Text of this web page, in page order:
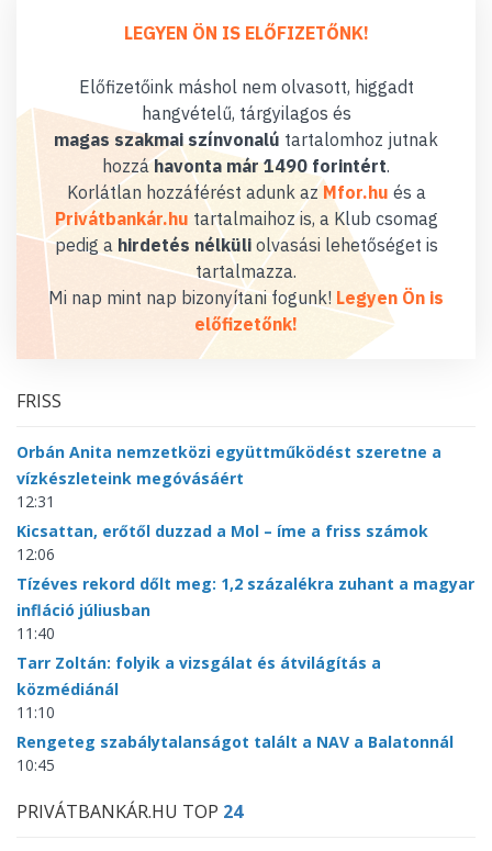
LEGYEN ÖN IS ELŐFIZETŐNK!
Előfizetőink máshol nem olvasott, higgadt
hangvételű, tárgyilagos és
magas szakmai színvonalú tartalomhoz jutnak
hozzáhavonta már 1490 forintért.
Korlátlan hozzáférést adunk az Mfor.hu és a
Privátbankár.hu tartalmaihoz is, a Klub csomag
pedig a hirdetés nélküliolvasási lehetőséget is
tartalmazza.
Mi nap mint nap bizonyítani fogunk! Legyen Ön is
előfizetőnk!
FRISS
Orbán Anita nemzetközi együttműködést szeretne a
vízkészleteink megóvásáért
12:31
Kicsattan, erőtől duzzad a Mol – íme a friss számok
12:06
Tízéves rekord dőlt meg: 1,2 százalékra zuhant a magyar
infláció júliusban
11:40
Tarr Zoltán: folyik a vizsgálat és átvilágítás a
közmédiánál
11:10
Rengeteg szabálytalanságot talált a NAV a Balatonnál
10:45
PRIVÁTBANKÁR.HU TOP 24